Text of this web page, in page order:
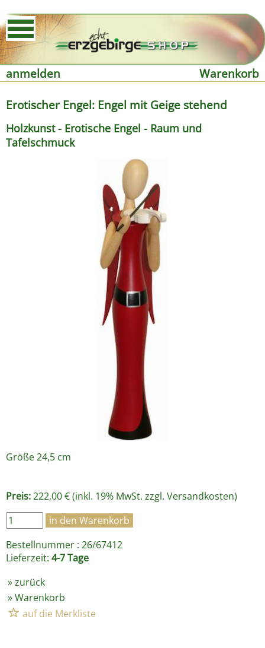
anmelden
Warenkorb
Erotischer Engel: Engel mit Geige stehend
Holzkunst - Erotische Engel - Raum und
Tafelschmuck
Größe 24,5 cm
Preis:222,00 € (inkl. 19% MwSt. zzgl. Versandkosten)
Bestellnummer : 26/67412
Lieferzeit: 4-7 Tage
»zurück
»Warenkorb